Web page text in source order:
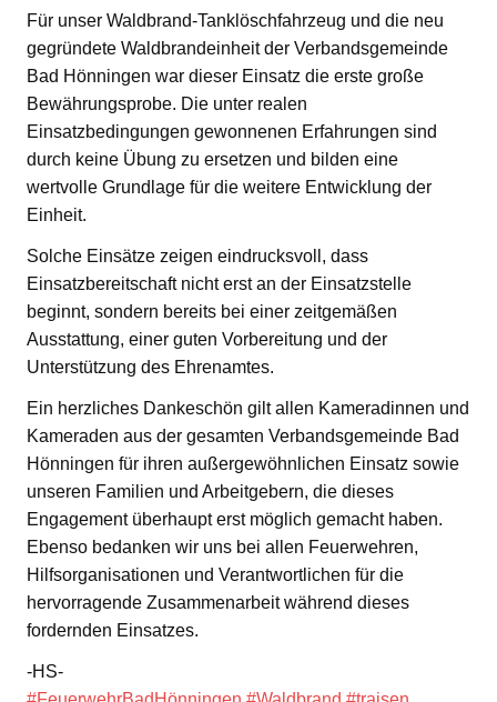
Für unser Waldbrand-Tanklöschfahrzeug und die neu
gegründete Waldbrandeinheit der Verbandsgemeinde
Bad Hönningen war dieser Einsatz die erste große
Bewährungsprobe. Die unter realen
Einsatzbedingungen gewonnenen Erfahrungen sind
durch keine Übung zu ersetzen und bilden eine
wertvolle Grundlage für die weitere Entwicklung der
Einheit.
Solche Einsätze zeigen eindrucksvoll, dass
Einsatzbereitschaft nicht erst an der Einsatzstelle
beginnt, sondern bereits bei einer zeitgemäßen
Ausstattung, einer guten Vorbereitung und der
Unterstützung des Ehrenamtes.
Ein herzliches Dankeschön gilt allen Kameradinnen und
Kameraden aus der gesamten Verbandsgemeinde Bad
Hönningen für ihren außergewöhnlichen Einsatz sowie
unseren Familien und Arbeitgebern, die dieses
Engagement überhaupt erst möglich gemacht haben.
Ebenso bedanken wir uns bei allen Feuerwehren,
Hilfsorganisationen und Verantwortlichen für die
hervorragende Zusammenarbeit während dieses
fordernden Einsatzes.
-HS-